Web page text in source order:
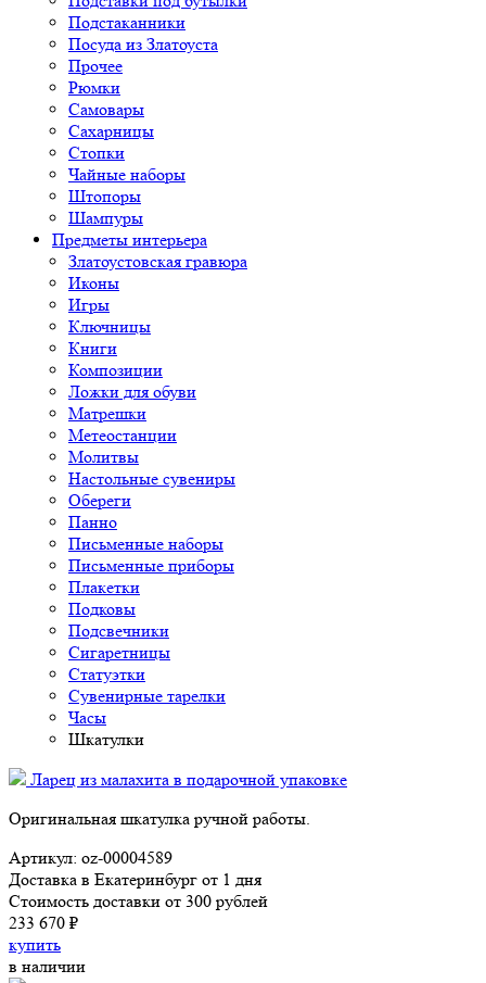
Подстаканники
Посуда из Златоуста
Прочее
Рюмки
Самовары
Сахарницы
Стопки
Чайные наборы
Штопоры
Шампуры
Предметы интерьера
Златоустовская гравюра
Иконы
Игры
Ключницы
Книги
Композиции
Ложки для обуви
Матрешки
Метеостанции
Молитвы
Настольные сувениры
Обереги
Панно
Письменные наборы
Письменные приборы
Плакетки
Подковы
Подсвечники
Сигаретницы
Статуэтки
Сувенирные тарелки
Часы
Шкатулки
Ларец из малахита в подарочной упаковке
Оригинальная шкатулка ручной работы.
Артикул: oz-00004589
Доставка в Екатеринбург от 1 дня
Стоимость доставки от 300 рублей
233 670 ₽
купить
в наличии